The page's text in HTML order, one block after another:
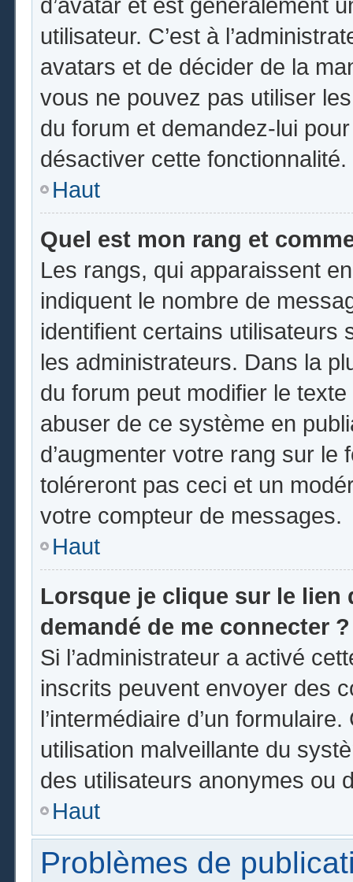
utilisateur. C’est à
avatars et de décider de la
vous ne pouvez pas utiliser
du forum et demandez-lui
désactiver cette fonctionnalité.
Haut
Quel est mon rang et
Les rangs, qui apparaissent
indiquent le nombre de
identifient certains utilisateurs
les administrateurs. Dans la
du forum peut modifier le
abuser de ce système en
d’augmenter votre rang sur
toléreront pas ceci et un
votre compteur de messages.
Haut
Lorsque je clique sur le lien
demandé de me connecter ?
Si l’administrateur a activé
inscrits peuvent envoyer des
l’intermédiaire d’un
utilisation malveillante du
des utilisateurs anonymes ou
Haut
Problèmes de